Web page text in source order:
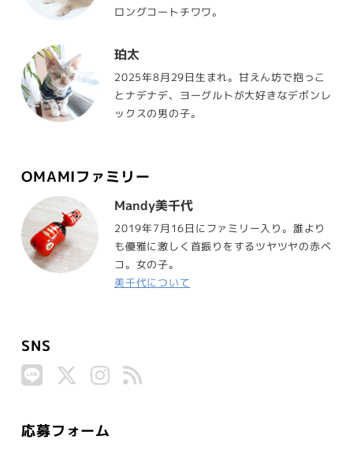
ロングコートチワワ。
珀太
2025年8月29日生まれ。甘えん坊で抱っこ
とナデナデ、ヨーグルトが大好きなデボンレ
ックスの男の子。
OMAMIファミリー
Mandy美千代
2019年7月16日にファミリー入り。誰より
も優雅に激しく首振りをするツヤツヤの赤ベ
コ。女の子。
美千代について
SNS
応募フォーム